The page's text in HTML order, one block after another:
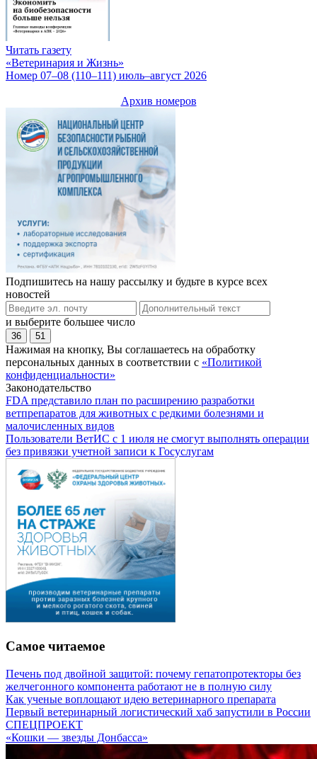
Читать газету
«Ветеринария и Жизнь»
Номер 07–08 (110–111) июль–август 2026
Архив номеров
Подпишитесь на нашу рассылку и будьте в курсе всех
новостей
и выберите большее число
36 51
Нажимая на кнопку, Вы соглашаетесь на обработку
персональных данных в соответствии с «Политикой
конфиденциальности»
Законодательство
FDA представило план по расширению разработки
ветпрепаратов для животных с редкими болезнями и
малочисленных видов
Пользователи ВетИС с 1 июля не смогут выполнять операции
без привязки учетной записи к Госуслугам
Самое читаемое
Печень под двойной защитой: почему гепатопротекторы без
желчегонного компонента работают не в полную силу
Как ученые воплощают идею ветеринарного препарата
Первый ветеринарный логистический хаб запустили в России
СПЕЦПРОЕКТ
«Кошки — звезды Донбасса»